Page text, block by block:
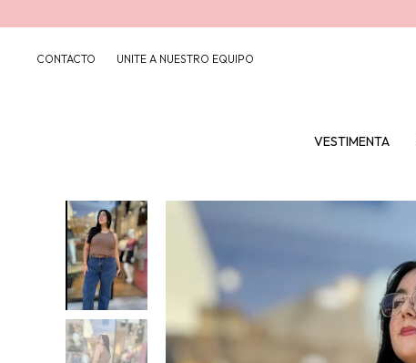
VESTIMENTA
CONTACTO UNITE A NUESTRO EQUIPO